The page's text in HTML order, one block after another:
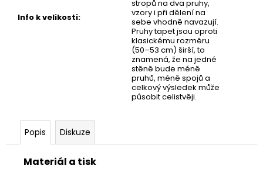
Info k velikosti:
stropů na dva pruhy,
vzory i při dělení na
sebe vhodně navazují.
Pruhy tapet jsou oproti
klasickému rozměru
(50–53 cm) širší, to
znamená, že na jedné
stěně bude méně
pruhů, méně spojů a
celkový výsledek může
působit celistvěji.
Popis Diskuze
Materiál a tisk
TAPETA